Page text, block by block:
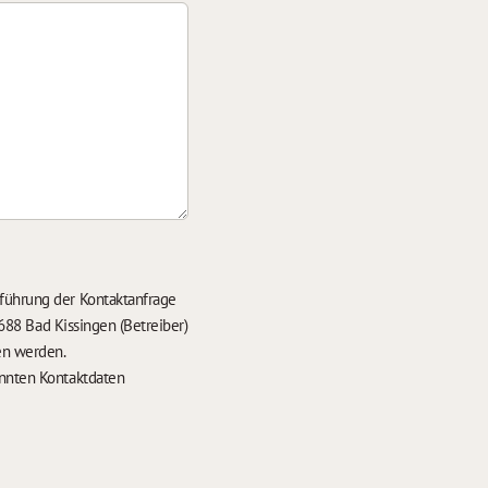
der Kontaktanfrage
Bad Kissingen (Betreiber)
werden.
Kontaktdaten